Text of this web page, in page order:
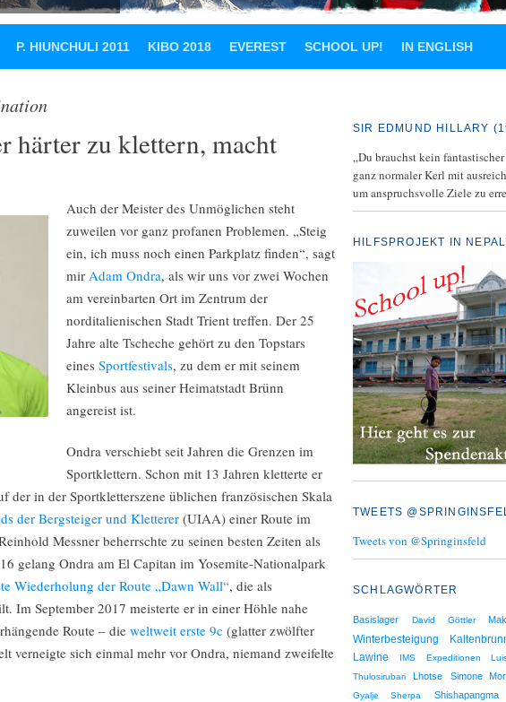
P. HIUNCHULI 2011 KIBO 2018 EVEREST SCHOOL UP! IN ENGLISH
härter zu klettern, macht
Auch der Meister des Unmöglichen steht
zuweilen vor ganz profanen Problemen. „Steig
ein, ich muss noch einen Parkplatz finden“, sagt
mir Adam Ondra, als wir uns vor zwei Wochen
am vereinbarten Ort im Zentrum der
norditalienischen Stadt Trient treffen. Der 25
Jahre alte Tscheche gehört zu den Topstars
eines Sportfestivals, zu dem er mit seinem
Kleinbus aus seiner Heimatstadt Brünn
angereist ist.
Ondra verschiebt seit Jahren die Grenzen im
Sportklettern. Schon mit 13 Jahren kletterte er
der in der Sportkletterszene üblichen französischen Skala
der Bergsteiger und Kletterer (UIAA) einer Route im
Messner beherrschte zu seinen besten Zeiten als
gelang Ondra am El Capitan im Yosemite-Nationalpark
Wiederholung der Route „Dawn Wall“, die als
Im September 2017 meisterte er in einer Höhle nahe
Route – die weltweit erste 9c (glatter zwölfter
verneigte sich einmal mehr vor Ondra, niemand zweifelte
SIR EDMUND HILLARY
„Du brauchst kein
ganz normaler Kerl mit
um anspruchsvolle Ziele zu
HILFSPROJEKT IN
TWEETS
Tweets von @Springinsfeld
SCHLAGWÖRTER
Basislager David Göttler
Winterbesteigung
Lawine IMS Expeditionen
Thulosirubari Lhotse Simone
Gyalje Sherpa
Shishapangma